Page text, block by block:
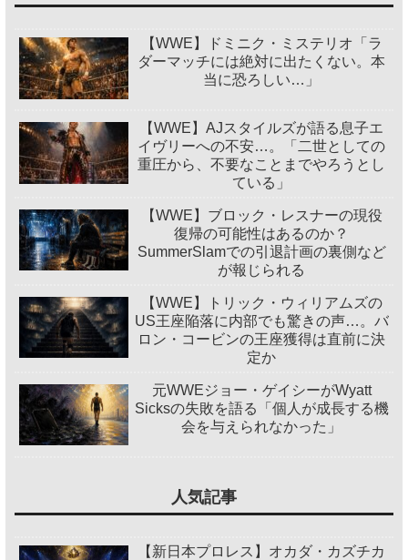
【WWE】ドミニク・ミステリオ「ラ
ダーマッチには絶対に出たくない。本
当に恐ろしい…」
【WWE】AJスタイルズが語る息子エ
イヴリーへの不安…。「二世としての
重圧から、不要なことまでやろうとし
ている」
【WWE】ブロック・レスナーの現役
復帰の可能性はあるのか？
SummerSlamでの引退計画の裏側など
が報じられる
【WWE】トリック・ウィリアムズの
US王座陥落に内部でも驚きの声…。バ
ロン・コービンの王座獲得は直前に決
定か
元WWEジョー・ゲイシーがWyatt
Sicksの失敗を語る「個人が成長する機
会を与えられなかった」
人気記事
【新日本プロレス】オカダ・カズチカ